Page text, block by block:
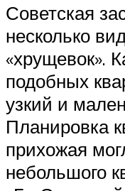
Советская
несколько
«хрущевок».
подобных
узкий и
Планировка
прихожая
небольшого